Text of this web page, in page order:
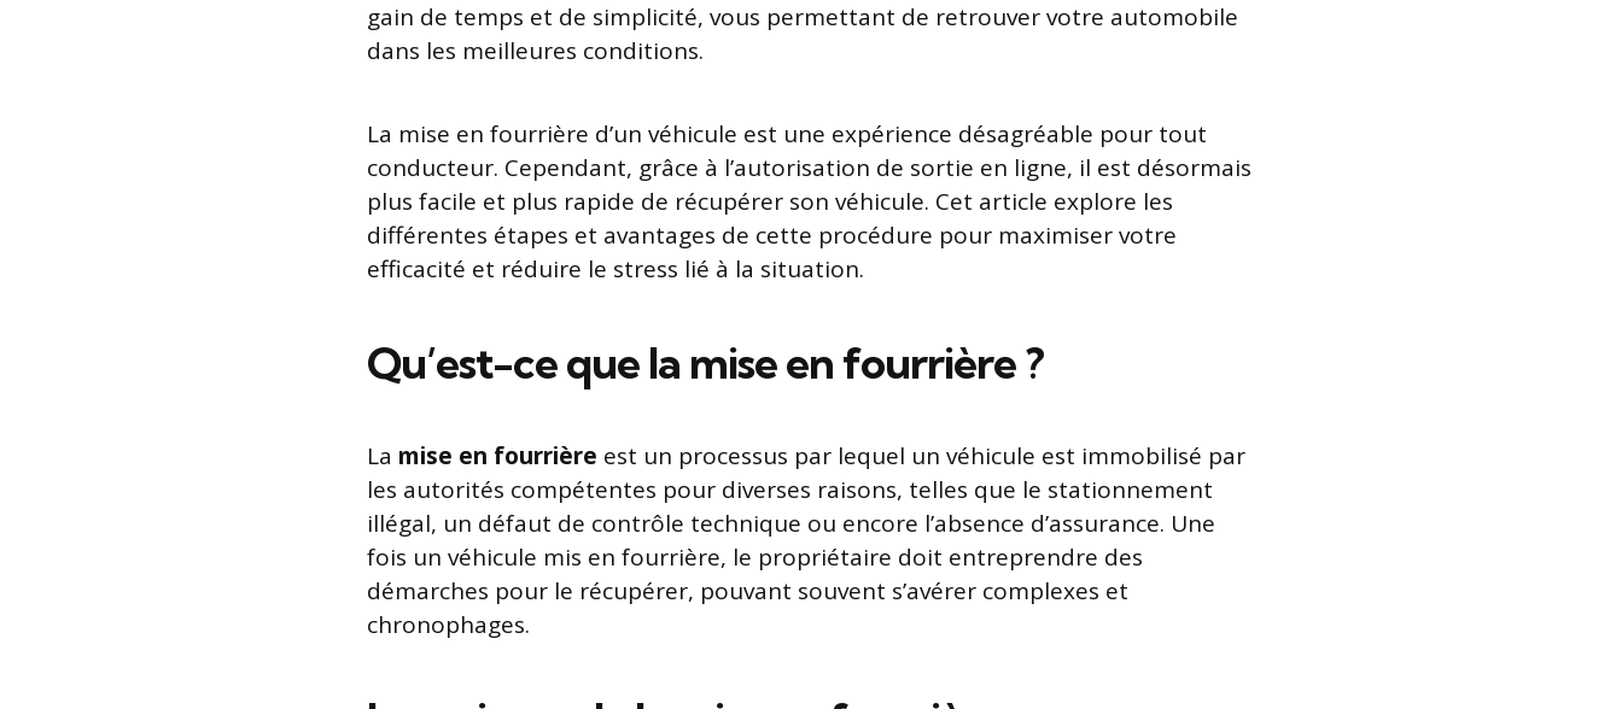
gain de temps et de simplicité, vous permettant de retrouver votre automobile
dans les meilleures conditions.
La mise en fourrière d’un véhicule est une expérience désagréable pour tout
conducteur. Cependant, grâce à l’autorisation de sortie en ligne, il est désormais
plus facile et plus rapide de récupérer son véhicule. Cet article explore les
différentes étapes et avantages de cette procédure pour maximiser votre
efficacité et réduire le stress lié à la situation.
Qu’est-ce que la mise en fourrière ?
La mise en fourrière est un processus par lequel un véhicule est immobilisé par
les autorités compétentes pour diverses raisons, telles que le stationnement
illégal, un défaut de contrôle technique ou encore l’absence d’assurance. Une
fois un véhicule mis en fourrière, le propriétaire doit entreprendre des
démarches pour le récupérer, pouvant souvent s’avérer complexes et
chronophages.